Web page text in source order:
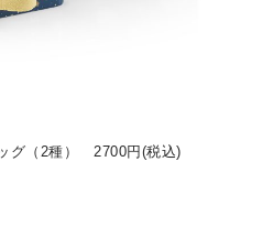
グ（2種） 2700円(税込)